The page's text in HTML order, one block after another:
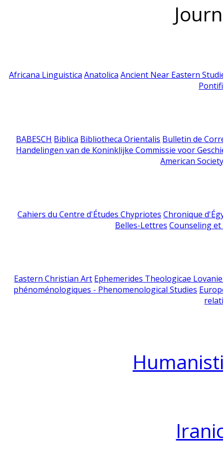
Africana Linguistica Anatolica Ancient Near Eastern
BABESCH Biblica Bibliotheca Orientalis Bulletin de
Handelingen van de Koninklijke Commissie voor
American
Cahiers du Centre d'Études Chypriotes Chronique
Belles-Lettres Counseling
Eastern Christian Art Ephemerides Theologicae
phénoménologiques - Phenomenological Studies